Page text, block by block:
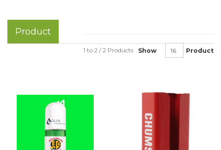
Product
Show Product
1 to 2 / 2 Products